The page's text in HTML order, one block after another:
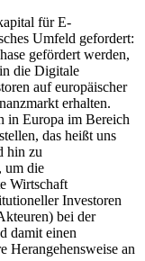
für E­
Umfeld gefordert:
gefördert werden,
die Digitale
auf europäischer
erhalten.
in Europa im Bereich
das heißt uns
hin zu
um die
Wirtschaft
Investoren
bei der
damit einen
Herangehensweise an